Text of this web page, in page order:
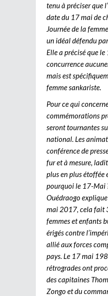
tenu à préciser que
date du 17 mai de
Journée de la
un idéal défendu
Elle a précisé que
concurrence
mais est
femme sankariste.
Pour ce qui
commémorations
seront tournantes
national. Les
conférence de
fur et à mesure,
plus en plus étoffée
pourquoi le 17-Mai
Ouédraogo
mai 2017, cela fait
femmes et enfants
érigés contre
allié aux forces
pays. Le 17 mai
rétrogrades ont
des capitaines
Zongo et du